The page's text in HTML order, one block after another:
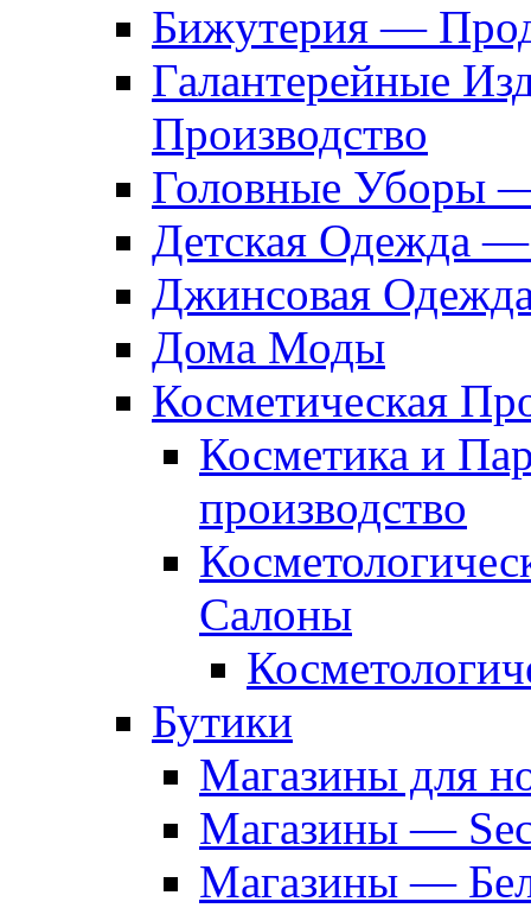
Бижутерия —
Галантерейные
Производство
Головные Уборы
Детская Одежда
Джинсовая
Дома Моды
Косметическая
Косметика и
производство
Салоны
Бутики
Магазины для
Магазины —
Магазины —